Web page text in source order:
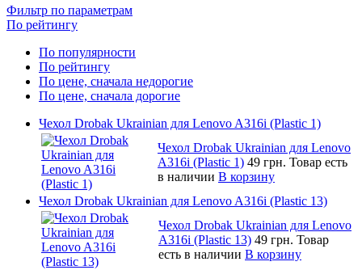
Фильтр по параметрам
По рейтингу
По популярности
По рейтингу
По цене, сначала недорогие
По цене, сначала дорогие
Чехол Drobak Ukrainian для Lenovo A316i (Plastic 1)
Чехол Drobak Ukrainian для Lenovo
A316i (Plastic 1) 49 грн. Товар есть
в наличии В корзину
Чехол Drobak Ukrainian для Lenovo A316i (Plastic 13)
Чехол Drobak Ukrainian для Lenovo
A316i (Plastic 13) 49 грн. Товар
есть в наличии В корзину